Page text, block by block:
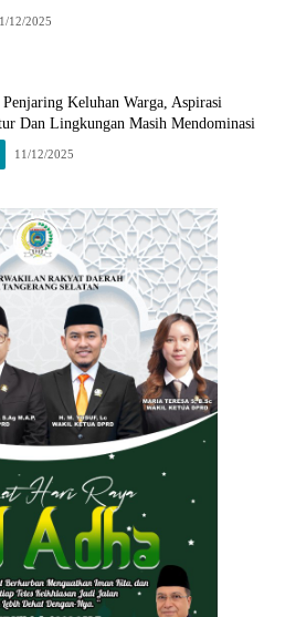
12/2025
Penjaring Keluhan Warga, Aspirasi
Dan Lingkungan Masih Mendominasi
11/12/2025